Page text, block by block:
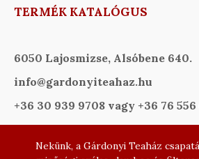
TERMÉK KATALÓGUS
6050 Lajosmizse, Alsóbene 640.
info@gardonyiteahaz.hu
+36 30 939 9708 vagy +36 76 556
Nekünk, a Gárdonyi Teaház